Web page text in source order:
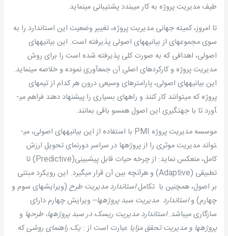
طیف مدیریت پروژه به کار می­بندد پشتیبانی می­نماید.
تا امروز، کمیته جهانی مدیریت پروژه، تغییر وضعیت این استاندارد را به
سوی مجموعه­ای از بیانیه­های اصولی پذیرفته است. این بیانیه­های
اصولی، اهدافی که به صورت کلی پذیرفته شده است را برای روش
مدیریت پروژه و کارکردهای اصلی آن جمع­آوری نموده و خلاصه می­نماید.
این بیانیه­های اصولی، پارامترهای وسیعی درون هر کدام از تیمهای
پروژه که می­توانند کار کنند و راههای بسیاری را پیشنهاد دهند فراهم می­
آورد تا با جهت­گیری این اصول همسو باقی بمانند.
موسسه مدیریت پروژه PMI با استفاده از این بیانیه­های اصولی، می­
تواند مدیریت موثری را از پروژه­ها در سراسر دورنمای تحویلِ ارزش
کامل، منعکس نماید: از چرخه حیات قابل پیش­بینی(Predictive) تا
تطبیقی (Adaptive) و هرآنچه بین آن قرار می­گیرد. این رویکرد مبتنی
بر اصول، همچنین با تکاملاستاندارد مدیریت طرح (ویرایشهای سوم و
چهارم) واستاندارد مدیریت سبد پروژه­ها– ویرایش چهارم دارای
سازگاری می­باشد.استاندارد مدیریت ریسک در سبد پروژه­ها، طرح­ها و
پروژه­ها و مدیریت تحقق مزایا عبارت است از : یک راهنمای روشیکه